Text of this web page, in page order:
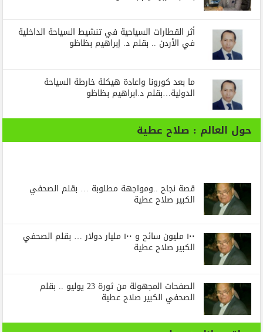
أثر القطارات السياحية في تنشيط السياحة الداخلية
في الأردن .. بقلم د. إبراهيم بظاظو
ما بعد كورونا واعادة هيكلة خارطة السياحة
الدولية…بقلم د.ابراهيم بظاظو
حول العالم : صلاح عطية
قصة نجاح ..ومواجهة مطلوبة … بقلم الصحفي
الكبير صلاح عطية
١٠٠ مليون سائح و ١٠٠ مليار دولار … بقلم الصحفي
الكبير صلاح عطية
الصفحات المجهولة من ثورة 23 يوليو .. بقلم
الصحفي الكبير صلاح عطية